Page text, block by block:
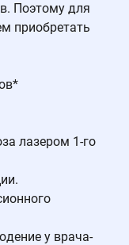
Поэтому для
приобретать
лазером 1-го
у врача-